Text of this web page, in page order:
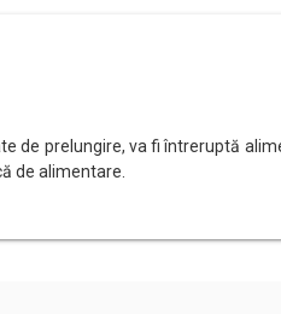
de prelungire, va fi întreruptă
de alimentare.